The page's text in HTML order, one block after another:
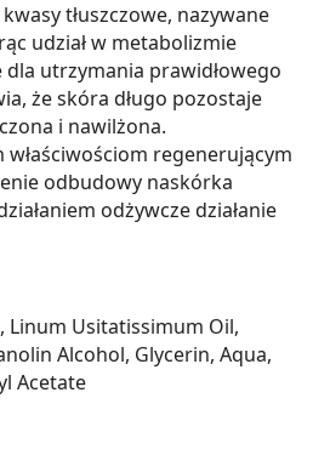
tłuszczowe, nazywane
udział w metabolizmie
utrzymania prawidłowego
że skóra długo pozostaje
i nawilżona.
regenerującym
odbudowy naskórka
odżywcze działanie
Linum Usitatissimum Oil,
Alcohol, Glycerin, Aqua,
Acetate